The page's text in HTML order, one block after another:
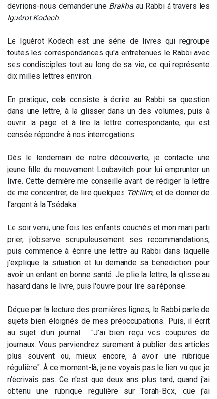
devrions-nous demander une Brakhaau Rabbi à travers les
Iguérot Kodech.
Le Iguérot Kodech est une série de livres qui regroupe
toutes les correspondances qu'a entretenues le Rabbi avec
ses condisciples tout au long de sa vie, ce qui représente
dix milles lettres environ.
En pratique, cela consiste à écrire au Rabbi sa question
dans une lettre, à la glisser dans un des volumes, puis à
ouvrir la page et à lire la lettre correspondante, qui est
censée répondre à nos interrogations.
Dès le lendemain de notre découverte, je contacte une
jeune fille du mouvement Loubavitch pour lui emprunter un
livre. Cette dernière me conseille avant de rédiger la lettre
de me concentrer, de lire quelques Téhilim, et de donner de
l'argent à la Tsédaka.
Le soir venu, une fois les enfants couchés et mon mari parti
prier, j'observe scrupuleusement ses recommandations,
puis commence à écrire une lettre au Rabbi dans laquelle
j'explique la situation et lui demande sa bénédiction pour
avoir un enfant en bonne santé. Je plie la lettre, la glisse au
hasard dans le livre, puis l'ouvre pour lire sa réponse.
Déçue par la lecture des premières lignes, le Rabbi parle de
sujets bien éloignés de mes préoccupations. Puis, il écrit
au sujet d'un journal : "J'ai bien reçu vos coupures de
journaux. Vous parviendrez sûrement à publier des articles
plus souvent ou, mieux encore, à avoir une rubrique
régulière". À ce moment-là, je ne voyais pas le lien vu que je
n'écrivais pas. Ce n'est que deux ans plus tard, quand j'ai
obtenu une rubrique régulière sur Torah-Box, que j'ai